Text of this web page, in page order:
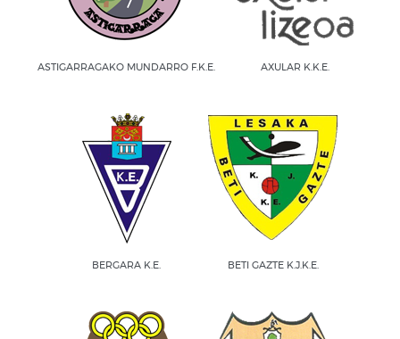
ASTIGARRAGAKO MUNDARRO F.K.E. AXULAR K.K.E.
BERGARA K.E. BETI GAZTE K.J.K.E.